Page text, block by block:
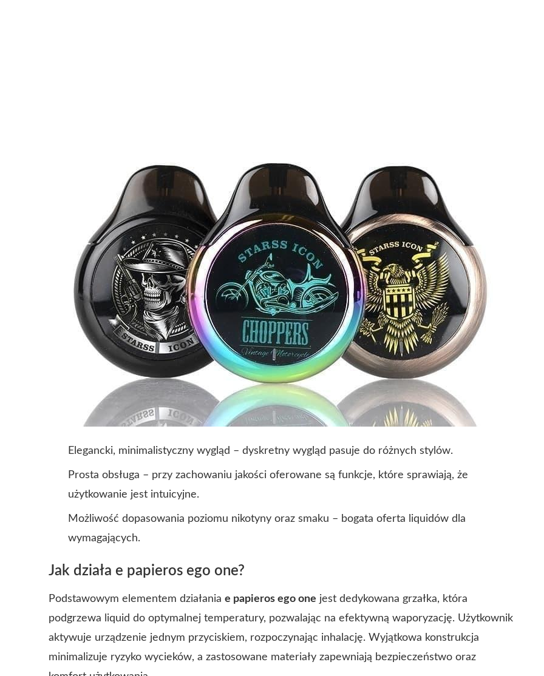
Elegancki, minimalistyczny wygląd – dyskretny wygląd pasuje do różnych stylów.
Prosta obsługa – przy zachowaniu jakości oferowane są funkcje, które sprawiają, że
użytkowanie jest intuicyjne.
Możliwość dopasowania poziomu nikotyny oraz smaku – bogata oferta liquidów dla
wymagających.
Jak działa e papieros ego one?
Podstawowym elementem działania e papieros ego one jest dedykowana grzałka, która
podgrzewa liquid do optymalnej temperatury, pozwalając na efektywną waporyzację. Użytkownik
aktywuje urządzenie jednym przyciskiem, rozpoczynając inhalację. Wyjątkowa konstrukcja
minimalizuje ryzyko wycieków, a zastosowane materiały zapewniają bezpieczeństwo oraz